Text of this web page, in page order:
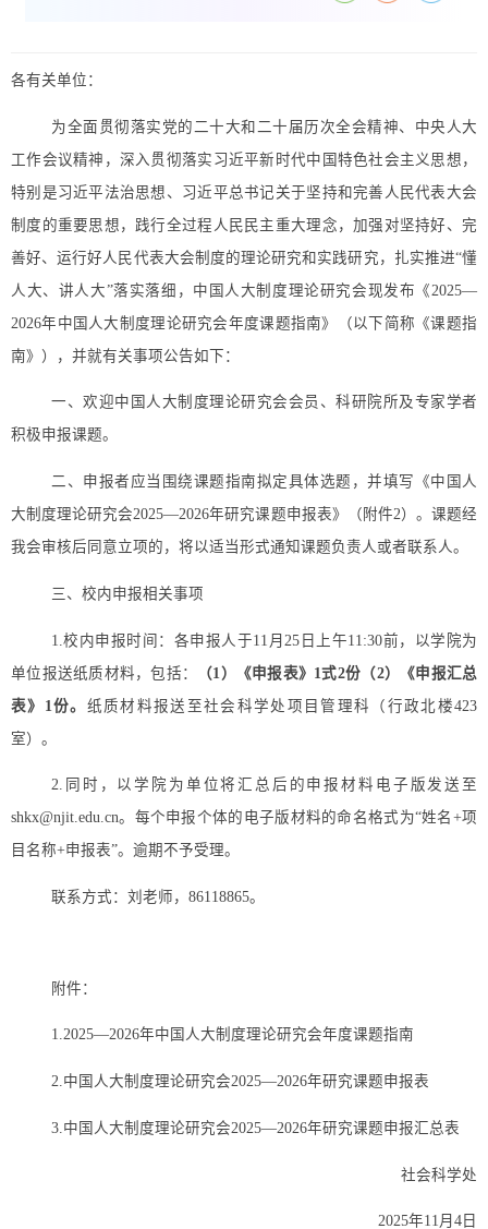
各有关单位：
为全面贯彻落实党的二十大和二十届历次全会精神、中央人大
工作会议精神，深入贯彻落实习近平新时代中国特色社会主义思想，
特别是习近平法治思想、习近平总书记关于坚持和完善人民代表大会
制度的重要思想，践行全过程人民民主重大理念，加强对坚持好、完
善好、运行好人民代表大会制度的理论研究和实践研究，扎实推进“懂
人大、讲人大”落实落细，中国人大制度理论研究会现发布《2025—
2026年中国人大制度理论研究会年度课题指南》（以下简称《课题指
南》），并就有关事项公告如下：
一、欢迎中国人大制度理论研究会会员、科研院所及专家学者
积极申报课题。
二、申报者应当围绕课题指南拟定具体选题，并填写《中国人
大制度理论研究会2025—2026年研究课题申报表》（附件2）。课题经
我会审核后同意立项的，将以适当形式通知课题负责人或者联系人。
三 、校内申报相关事项
1.校内申报时间：各申报人于11 月 25 日上午11:30前，以学院为
单位报送纸质材料，包括：
（1）《申报表》 1式2份（2）《申报汇总
表》1份。 纸质材料报送至社会科学处项目管理科（行政北楼423
室）。
2. 同时，以学院为单位将汇总后的申报材料电子版发送至
shkx@njit.edu.cn。每个申报个体的电子版材料的命名格式为“姓名+项
目名称+申报表”。逾期不予受理。
联系方式：刘老师， 86118865。
附件：
1.2025—2026年中国人大制度理论研究会年度课题指南
2.中国人大制度理论研究会2025—2026年研究课题申报表
3.中国人大制度理论研究会2025—2026年研究课题申报汇总表
社会科学处
2025年11月 4 日